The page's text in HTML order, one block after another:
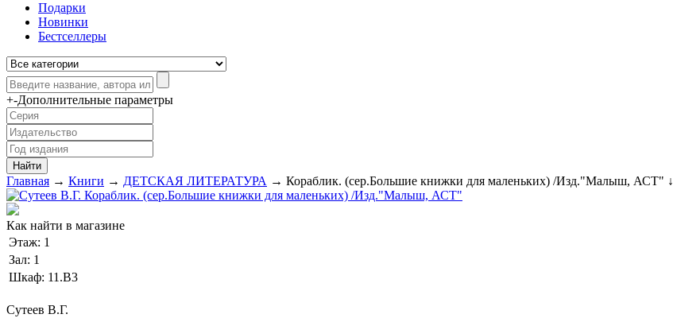
Подарки
Новинки
Бестселлеры
+-Дополнительные параметры
Главная → Книги → ДЕТСКАЯ ЛИТЕРАТУРА → Кораблик. (сер.Большие книжки для маленьких) /Изд."Малыш, АСТ" ↓
Как найти в магазине
Этаж: 1
Зал: 1
Шкаф: 11.В3
Сутеев В.Г.